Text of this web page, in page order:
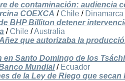
de contaminación: audiencia
COEXCA / Chile / Dinamarca
BHP Billiton detener
/ Chile /Australia
que autorizaba la
Santo Domingo de los
Mundial/ Ecuador
de la Ley de Riego que secan